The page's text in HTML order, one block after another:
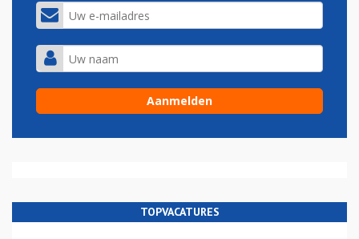
TOPVACATURES